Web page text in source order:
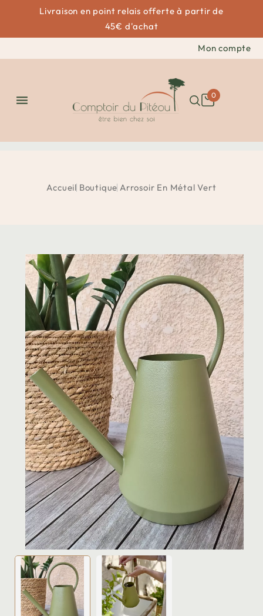
Livraison en point relais offerte à partir de
45€ d'achat
Mon compte
 0
Accueil Boutique Arrosoir En Métal Vert